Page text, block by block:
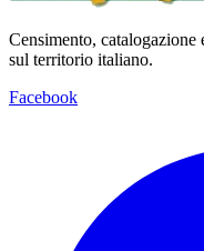
Censimento,
sul territorio italiano.
Facebook